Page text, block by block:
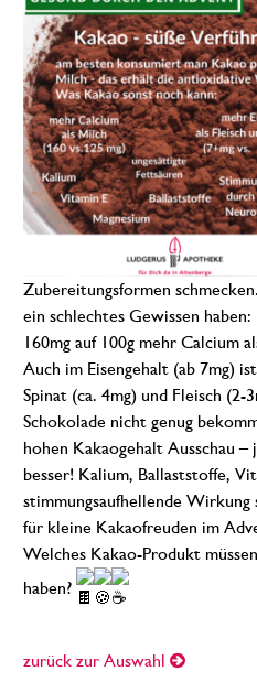
Zubereitungsformen
ein schlechtes Gewissen
160mg auf 100g mehr Calcium
Auch im Eisengehalt (ab 7mg)
Spinat (ca. 4mg) und Fleisch (2-
Schokolade nicht genug
hohen Kakaogehalt Ausschau
besser! Kalium, Ballaststoffe,
stimmungsaufhellende
für kleine Kakaofreuden im
Welches Kakao-Produkt
haben?
zurück zur Auswahl